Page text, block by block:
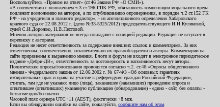
Воспользуйтесь «Правом на ответ» (ст.46 Закона РФ «О СМИ»).
«В соответствии с положением ч.3 ст.196 ГПК РФ, обязанность компенсации морального вреда
подлежит возложению на авторов, а по опубликованию опровержения, в порядке ч.2 ст.152 ГК
РФ - на учредителя и главного редактор», - из апелляционного определения Хабаровского
краевого суда от 22.08.2012 г. (дело №33-5325/2012) председательствующего И.И.Куликовой,
судей С.И.Дорожко, Н.В.Пестовой.
Мнения авторов материалов не всегда совпадают с позицией редакции. Редакция не вступает в
переписку с авторами.
Редакция не несет ответственность за содержание внешних ссылок и комментариев. За них
ответственны, соответственно, исключительно их правообладатели и авторы. Комментарии на
сайте приравнены к выражению мнения. Блоги и форум не входят в электронное периодическое
издание «Дебри-ДВ», ответственность за достоверность и наполняемость несут авторы.
Политические опросы/голосования проводятся согласно ч.2. ст.46 «Опросы общественного
мнения» Федерального закона от 12.06.2002 г. № 67-ФЗ «Об основных гарантиях
избирательных прав и права на участие в референдуме граждан Российской Федерации»;
считать, там где не указано: лицо (лица), заказавшее (заказавших) проведение опроса и
оплатившее (оплативших) указанную публикацию (обнародование) - едино - сайт, без оплаты -
безвозмездно/бесплатно.
Часовой пояс сервера UTC+11 (AEST), фактически +8 мск.
Если вы обнаружили ошибки на сайте, пожалуйста, сообщите нам об этом